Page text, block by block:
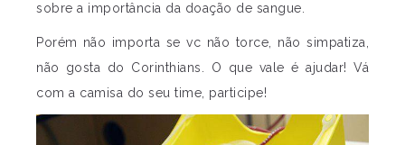
sobre a importância da doação de sangue.
Porém não importa se vc não torce, não simpatiza,
não gosta do Corinthians. O que vale é ajudar! Vá
com a camisa do seu time, participe!